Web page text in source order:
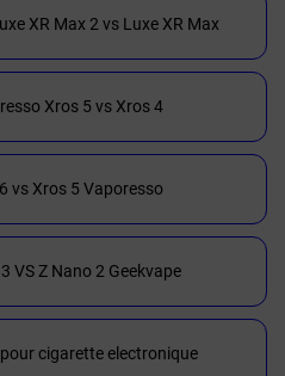
XR Max 2 vs Luxe XR Max
Xros 5 vs Xros 4
vs Xros 5 Vaporesso
VS Z Nano 2 Geekvape
cigarette electronique